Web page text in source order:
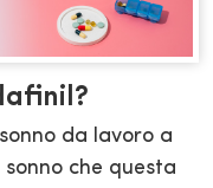
da lavoro a
che questa